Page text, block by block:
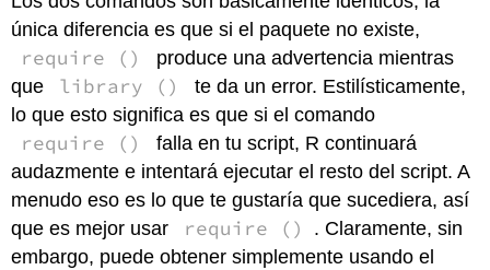
única diferencia es que si el paquete no existe,
require ()
produce una advertencia mientras
que
library ()
te da un error. Estilísticamente,
lo que esto significa es que si el comando
require ()
falla en tu script, R continuará
audazmente e intentará ejecutar el resto del script. A
menudo eso es lo que te gustaría que sucediera, así
que es mejor usar
require ()
. Claramente, sin
embargo, puede obtener simplemente usando el